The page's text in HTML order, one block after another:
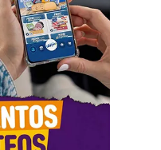
me ha iniciado
jurídica y personal
Asociación de Pilotos.
y pública de difamación
del gobierno, utilizando
de las
los recursos del
me hicieron saber